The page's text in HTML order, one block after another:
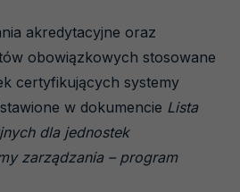
akredytacyjne oraz
obowiązkowych stosowane
certyfikujących systemy
w dokumencie Lista
dla jednostek
zarządzania – program